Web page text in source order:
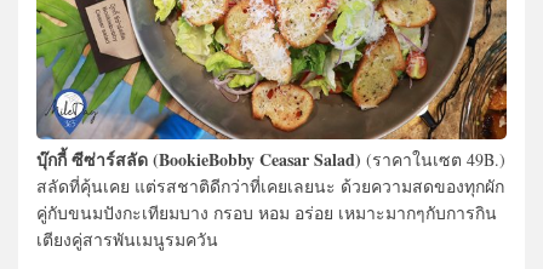
บุ๊กกี้ ซีซ่าร์สลัด (BookieBobby Ceasar Salad) (ราคาในเซต 49B.)
สลัดที่คุ้นเคย แต่รสชาติดีกว่าที่เคยเลยนะ ด้วยความสดของทุกผัก
คู่กับขนมปังกะเทียมบาง กรอบ หอม อร่อย เหมาะมากๆกับการกิน
เตียงคู่สารพันเมนูรมควัน